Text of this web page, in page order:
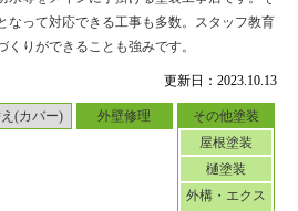
更新日：2023.10.13
(カバー) 外壁修理
その他塗装
屋根塗装
樋塗装
外構・エクス
なって対応できる工事も多数。スタッフ教育
りができることも強みです。